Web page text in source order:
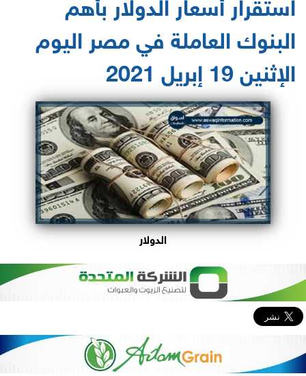
البنوك العاملة في مصر اليوم
الإثنين 19 إبريل 2021
الدولار